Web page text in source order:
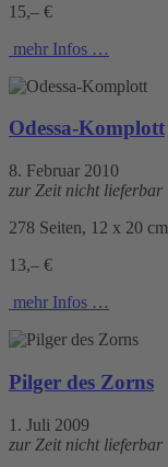
15,– €
mehr Infos …
Odessa-Komplott
8. Februar 2010
zur Zeit nicht lieferbar
278 Seiten, 12 x 20 cm
13,– €
mehr Infos …
Pilger des Zorns
1. Juli 2009
zur Zeit nicht lieferbar